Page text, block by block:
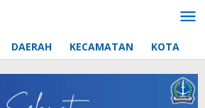
DAERAH KECAMATAN KOTA